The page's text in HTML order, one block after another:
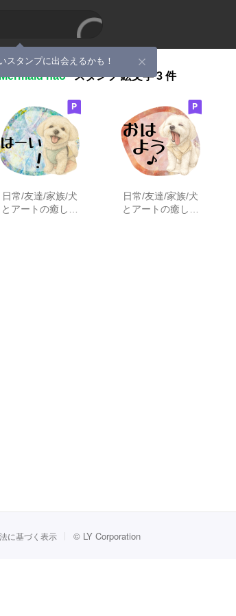
スタンプに出会えるかも！
nao スタンプ 絵文字 3 件
日常/友達/家族/犬
とアートの癒しス
日常/友達/家族/犬
とアートの癒しス
に基づく表示 © LY Corporation